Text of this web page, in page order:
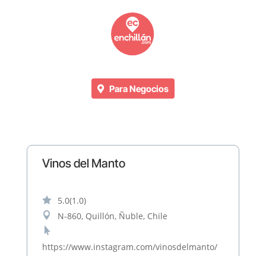
Para Negocios
Vinos del Manto
 5.0(1.0)
 N-860, Quillón, Ñuble, Chile

https://www.instagram.com/vinosdelmanto/